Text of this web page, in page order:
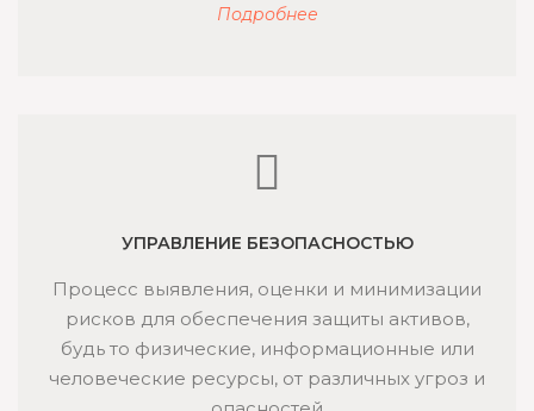
Подробнее
УПРАВЛЕНИЕ БЕЗОПАСНОСТЬЮ
Процесс выявления, оценки и минимизации
рисков для обеспечения защиты активов,
будь то физические, информационные или
человеческие ресурсы, от различных угроз и